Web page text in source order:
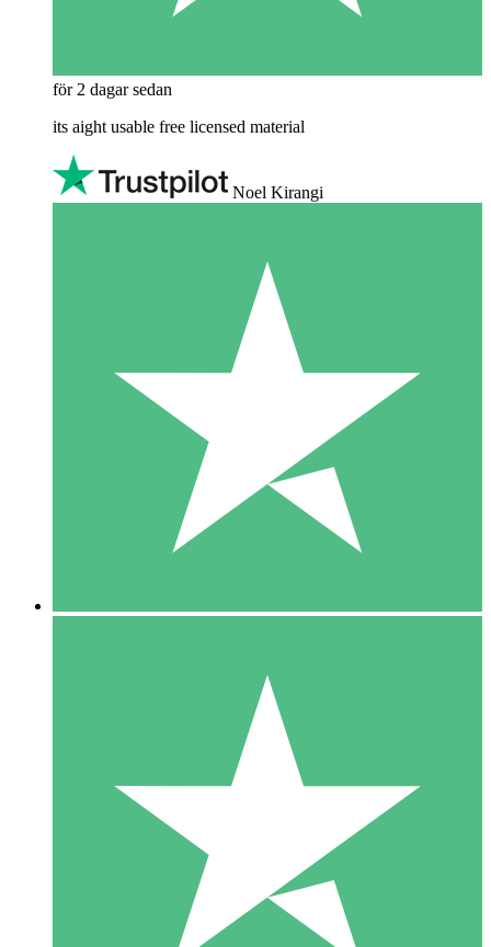
för 2 dagar sedan
its aight usable free licensed material
Noel Kirangi